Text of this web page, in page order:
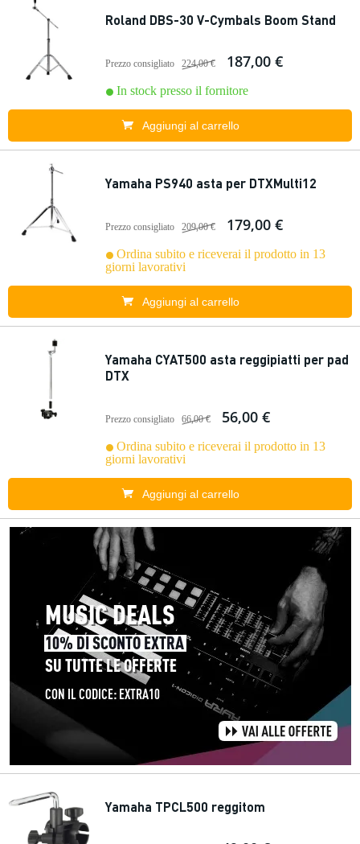
Roland DBS-30 V-Cymbals Boom Stand
Prezzo consigliato 224,00 € 187,00 €
In stock presso il fornitore
Aggiungi al carrello
Yamaha PS940 asta per DTXMulti12
Prezzo consigliato 209,00 € 179,00 €
Ordina subito e riceverai il prodotto in 13
giorni lavorativi
Aggiungi al carrello
Yamaha CYAT500 asta reggipiatti per pad
DTX
Prezzo consigliato 66,00 € 56,00 €
Ordina subito e riceverai il prodotto in 13
giorni lavorativi
Aggiungi al carrello
Yamaha TPCL500 reggitom